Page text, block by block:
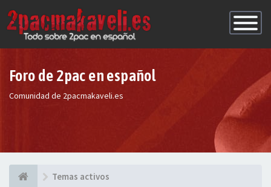
de
Foro de 2pac en español
Comunidad de 2pacmakaveli.es
Temas activos